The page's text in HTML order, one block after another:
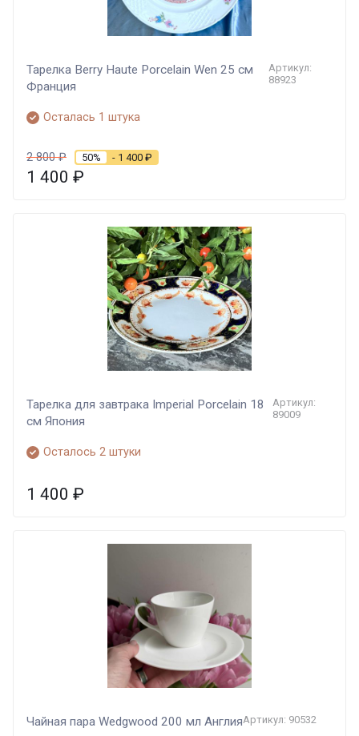
Тарелка Berry Haute Porcelain Wen 25 см
Франция
Артикул:
88923
Осталась 1 штука
2 800₽ 50% - 1 400 ₽
1 400 ₽
Тарелка для завтрака Imperial Porcelain 18
см Япония
Артикул:
89009
Осталось 2 штуки
1 400 ₽
Чайная пара Wedgwood 200 мл АнглияАртикул: 90532